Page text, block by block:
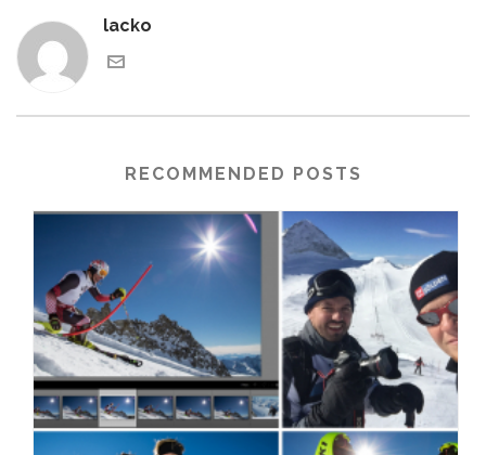
lacko
RECOMMENDED POSTS